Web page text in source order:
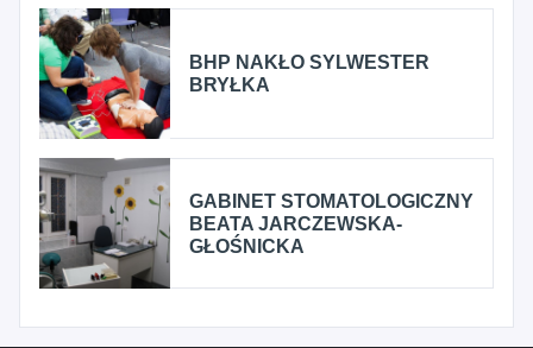
BHP NAKŁO SYLWESTER
BRYŁKA
GABINET STOMATOLOGICZNY
BEATA JARCZEWSKA-
GŁOŚNICKA